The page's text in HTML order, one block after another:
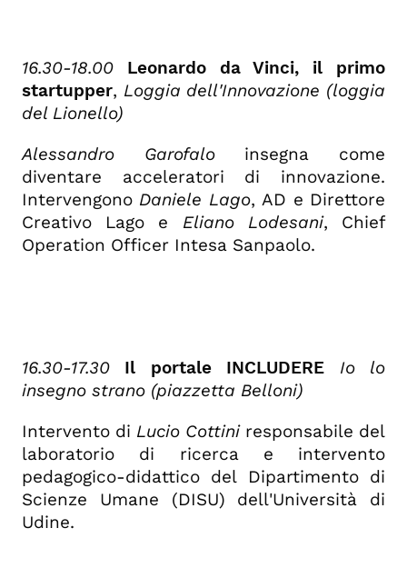
16.30-18.00
Leonardo da Vinci, il primo
startupper, Loggia dell'Innovazione (loggia
del Lionello)
Alessandro Garofaloinsegna come
diventare acceleratori di innovazione.
Intervengono Daniele Lago, AD e Direttore
Creativo Lago e Eliano Lodesani, Chief
Operation Officer Intesa Sanpaolo.
16.30-17.30 Il portale INCLUDERE Io lo
insegno strano (piazzetta Belloni)
Intervento di Lucio Cottiniresponsabile del
laboratorio di ricerca e intervento
pedagogico-didattico del Dipartimento di
Scienze Umane (DISU) dell'Università di
Udine.